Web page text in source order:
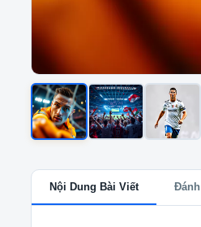
Nội Dung Bài Viết Đánh